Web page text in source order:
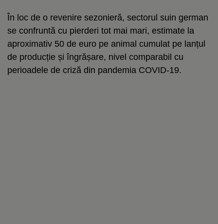
În loc de o revenire sezonieră, sectorul suin german
se confruntă cu pierderi tot mai mari, estimate la
aproximativ 50 de euro pe animal cumulat pe lanțul
de producție și îngrășare, nivel comparabil cu
perioadele de criză din pandemia COVID-19.